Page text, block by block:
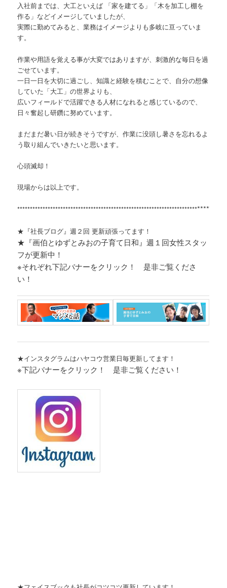
入社前までは、大工といえば 「家を建てる」「木を加工し棚を
作る」などイメージしていましたが、
実際に勤めてみると、業務はイメージよりも多岐に亘っていま
す。
作業や用語を覚える事が大変ではありますが、刺激的な毎日を過
ごせています。
一日一日を大切に過ごし、知識と経験を積むことで、自分の想像
していた「大工」の世界よりも、
広いフィールドで活躍できる人材になれると感じているので、
日々奮起し研鑽に努めています。
まだまだ暑い日が続きそうですが、作業に没頭し暑さを忘れるよ
う取り組んでいきたいと思います。
心頭滅却！
現場からは以上です。
***********************************************************************
★『社長ブログ』週２回 更新頑張ってます！
★『画伯とゆずとみおの子育て日和』週１回女性スタッ
フが更新中！
※それぞれ下記バナーをクリック！ 是非ご覧くださ
い！
★インスタグラムはハヤコウ営業日毎更新してます！
※下記バナーをクリック！ 是非ご覧ください！